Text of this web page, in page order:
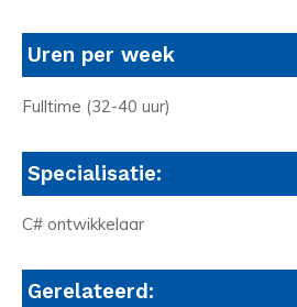
Uren per week
Fulltime (32-40 uur)
Specialisatie:
C# ontwikkelaar
Gerelateerd: